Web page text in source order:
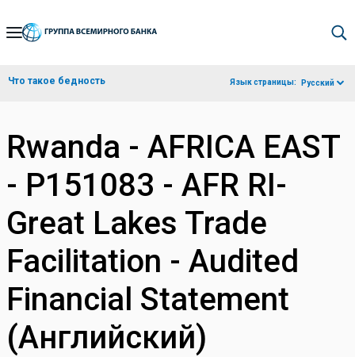
Skip
Navigation
Что такое бедность Язык страницы: Русский
Rwanda - AFRICA EAST
- P151083 - AFR RI-
Great Lakes Trade
Facilitation - Audited
Financial Statement
(Английский)